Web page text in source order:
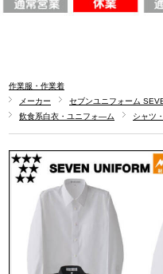
作業服・作業着
メーカー
セブンユニフォーム
飲食系白衣・ユニフォ―ム
シャツ